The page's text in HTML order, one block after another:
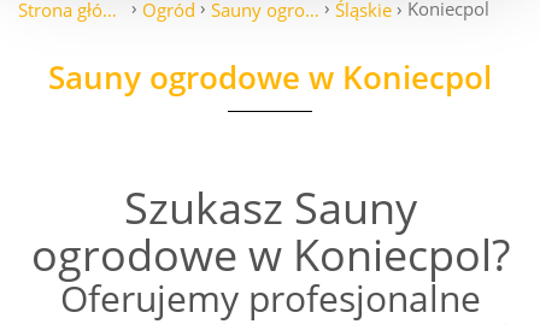
Strona główna Ogród Sauny ogrodowe Śląskie Koniecpol
Sauny ogrodowe w Koniecpol
Szukasz Sauny
ogrodowe w Koniecpol?
Oferujemy profesjonalne